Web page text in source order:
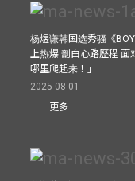
杨煜谦韩国选秀骚《
上热爆 剖白心路歷程
哪里爬起来！」
2025-08-01
更多